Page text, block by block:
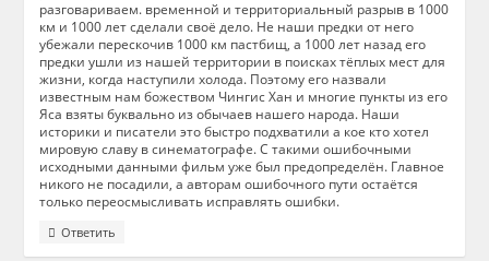
разговариваем. временной и территориальный разрыв в 1000
км и 1000 лет сделали своё дело. Не наши предки от него
убежали перескочив 1000 км пастбищ, а 1000 лет назад его
предки ушли из нашей территории в поисках тёплых мест для
жизни, когда наступили холода. Поэтому его назвали
известным нам божеством Чингис Хан и многие пункты из его
Яса взяты буквально из обычаев нашего народа. Наши
историки и писатели это быстро подхватили а кое кто хотел
мировую славу в синематографе. С такими ошибочными
исходными данными фильм уже был предопределён. Главное
никого не посадили, а авторам ошибочного пути остаётся
только переосмысливать исправлять ошибки.
Ответить